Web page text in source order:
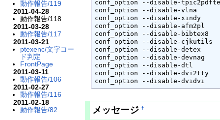
動作報告/119
2011-04-28
動作報告/118
2011-03-28
動作報告/117
2011-03-21
ptexenc/文字コー
ド判定
FrontPage
2011-03-11
動作報告/106
2011-02-27
動作報告/116
2011-02-18
動作報告/82
conf_option --disable-
conf_option --disable-vlna
conf_option --disable-xindy
conf_option --disable-afm2pl
conf_option --disable-bibtex8
conf_option --disable-cjkutils
conf_option --disable-detex
conf_option --disable-devnag
conf_option --disable-dtl
conf_option --disable-dvi2tty
conf_option --disable-dvidvi
メッセージ†